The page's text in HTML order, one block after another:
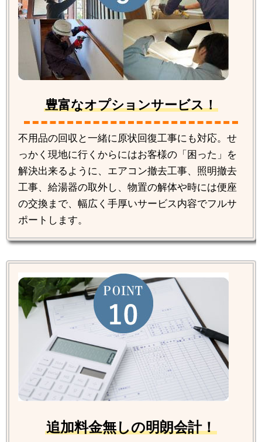
豊富なオプションサービス！
不用品の回収と一緒に原状回復工事にも対応。せ
っかく現地に行くからにはお客様の「困った」を
解決出来るように、エアコン撤去工事、照明撤去
工事、給湯器の取外し、物置の解体や時には便座
の交換まで、幅広く手厚いサービス内容でフルサ
ポートします。
追加料金無しの明朗会計！